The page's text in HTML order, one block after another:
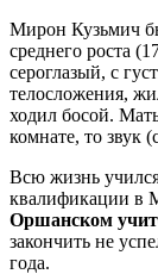
Мирон Кузьмич
среднего роста
сероглазый, с
телосложения,
ходил босой.
комнате, то звук
Всю жизнь
квалификации в
Оршанском
закончить не
года.